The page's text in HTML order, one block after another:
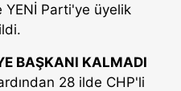
YENİ Parti'ye üyelik
BAŞKANI KALMADI
28 ilde CHP'li